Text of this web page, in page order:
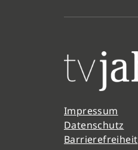
Impressum
Datenschutz
Barrierefreiheit